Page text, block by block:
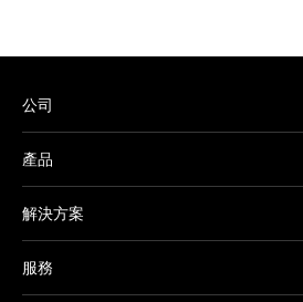
公司
產品
解決方案
服務